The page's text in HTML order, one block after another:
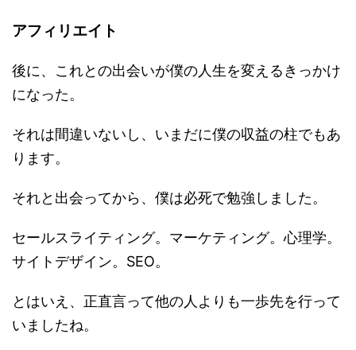
アフィリエイト
後に、これとの出会いが僕の人生を変えるきっかけ
になった。
それは間違いないし、いまだに僕の収益の柱でもあ
ります。
それと出会ってから、僕は必死で勉強しました。
セールスライティング。マーケティング。心理学。
サイトデザイン。SEO。
とはいえ、正直言って他の人よりも一歩先を行って
いましたね。